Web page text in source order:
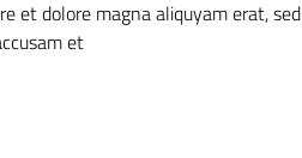
et dolore magna aliquyam erat, sed
et